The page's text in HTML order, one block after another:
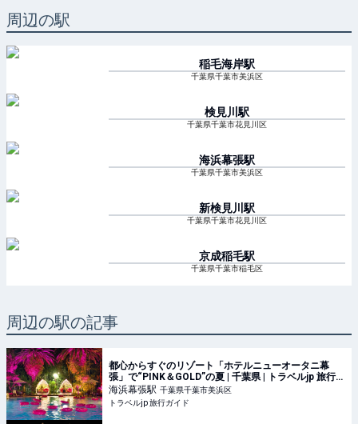
周辺の駅
稲毛海岸駅
千葉県千葉市美浜区
検見川 駅
千葉県千葉市花見川区
海浜幕張駅
千葉県千葉市美浜区
新検見川 駅
千葉県千葉市花見川区
京成稲毛駅
千葉県千葉市稲毛区
周辺の駅の記事
都心からすぐのリゾート「ホテルニューオータニ幕
張」で“PINK＆GOLD”の夏 | 千葉県 | トラベルjp 旅行ガ
イド
海浜幕張駅 千葉県千葉市美浜区
トラベルjp 旅行ガイド